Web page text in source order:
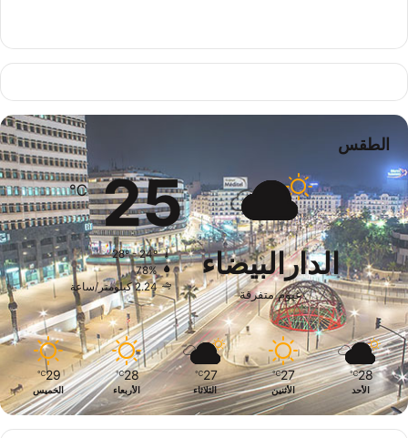
الطقس
الدارالبيضاء
غيوم متفرقة
25
℃
28º - 24º
78%
2.24 كيلومتر/ساعة
28
℃
الأحد
27
℃
الأثنين
27
℃
الثلاثاء
28
℃
الأربعاء
29
℃
الخميس